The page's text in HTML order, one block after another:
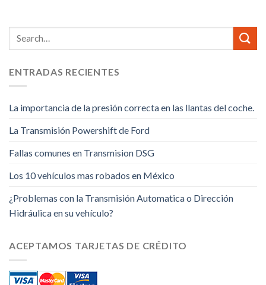
ENTRADAS RECIENTES
La importancia de la presión correcta en las llantas del coche.
La Transmisión Powershift de Ford
Fallas comunes en Transmision DSG
Los 10 vehículos mas robados en México
¿Problemas con la Transmisión Automatica o Dirección
Hidráulica en su vehículo?
ACEPTAMOS TARJETAS DE CRÉDITO